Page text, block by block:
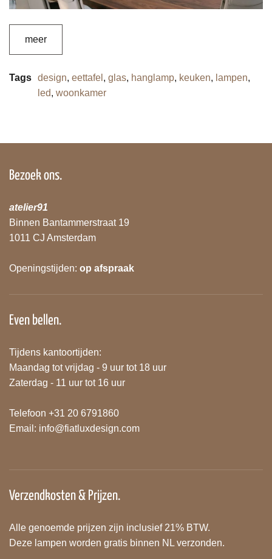
meer
Tags design, eettafel , glas, hanglamp, keuken, lampen,
led, woonkamer
Bezoek ons.
atelier91
Binnen Bantammerstraat 19
1011 CJ Amsterdam
Openingstijden: op afspraak
Even bellen.
Tijdens kantoortijden:
Maandag tot vrijdag - 9 uur tot 18 uur
Zaterdag - 11 uur tot 16 uur
Telefoon +31 20 6791860
Email: info@fiatluxdesign.com
Verzendkosten & Prijzen.
Alle genoemde prijzen zijn inclusief 21% BTW.
Deze lampen worden gratis binnen NL verzonden.